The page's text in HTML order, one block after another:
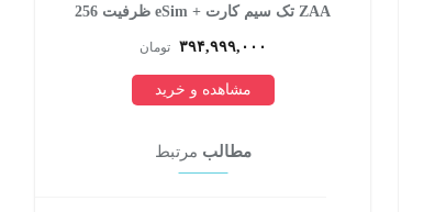
ZAA تک سیم کارت + eSim ظرفیت 256
۳۹۴,۹۹۹,۰۰۰ تومان
مشاهده و خرید
مطالب مرتبط